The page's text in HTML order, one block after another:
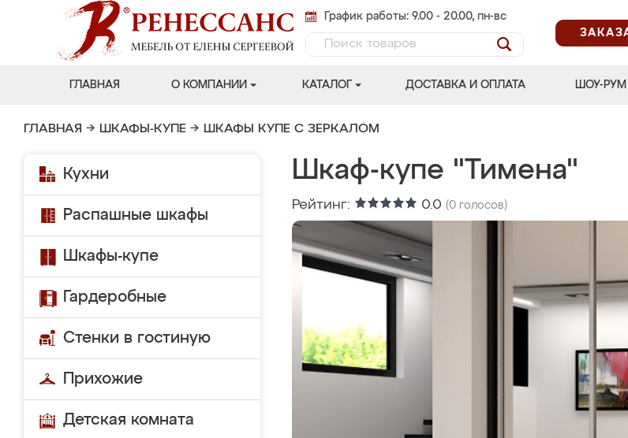
График работы: 9.00 - 20.00, пн-вс
ГЛАВНАЯ О КОМПАНИИ КАТАЛОГ ДОСТАВКА И ОПЛАТА ШОУ-РУМ
ГЛАВНАЯ → ШКАФЫ-КУПЕ → ШКАФЫ КУПЕ С ЗЕРКАЛОМ
Кухни
Распашные шкафы
Шкафы-купе
Гардеробные
Стенки в гостиную
Прихожие
Детская комната
Шкаф-купе "Тимена"
Рейтинг: 0.0 (0 голосов)